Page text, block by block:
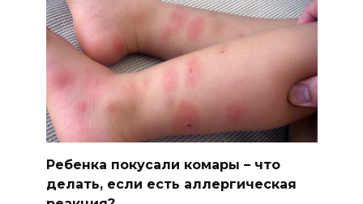
Ребенка покусали комары – что
делать, если есть аллергическая